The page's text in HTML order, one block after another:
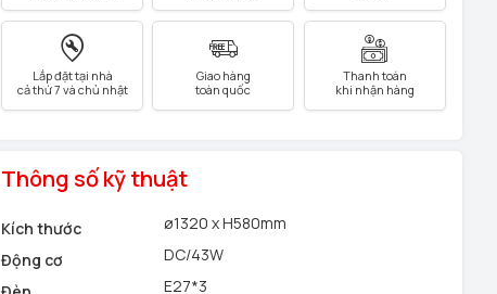
Lắp đặt tại nhà
cả thứ 7 và chủ nhật
Giao hàng
toàn quốc
Thanh toán
khi nhận hàng
Thông số kỹ thuật
Kích thước
ø1320 x H580mm
Động cơ
DC/43W
E27*3